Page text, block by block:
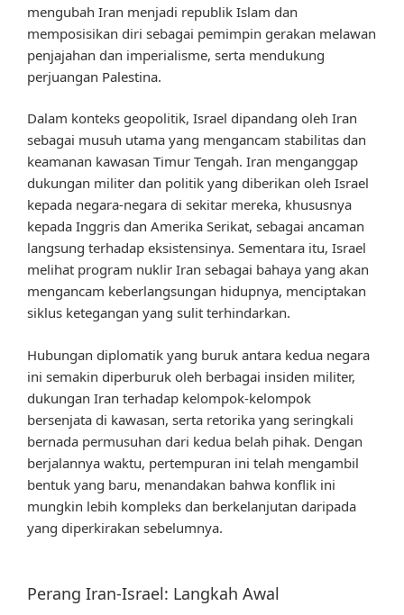
mengubah Iran menjadi republik Islam dan
memposisikan diri sebagai pemimpin gerakan melawan
penjajahan dan imperialisme, serta mendukung
perjuangan Palestina.
Dalam konteks geopolitik, Israel dipandang oleh Iran
sebagai musuh utama yang mengancam stabilitas dan
keamanan kawasan Timur Tengah. Iran menganggap
dukungan militer dan politik yang diberikan oleh Israel
kepada negara-negara di sekitar mereka, khususnya
kepada Inggris dan Amerika Serikat, sebagai ancaman
langsung terhadap eksistensinya. Sementara itu, Israel
melihat program nuklir Iran sebagai bahaya yang akan
mengancam keberlangsungan hidupnya, menciptakan
siklus ketegangan yang sulit terhindarkan.
Hubungan diplomatik yang buruk antara kedua negara
ini semakin diperburuk oleh berbagai insiden militer,
dukungan Iran terhadap kelompok-kelompok
bersenjata di kawasan, serta retorika yang seringkali
bernada permusuhan dari kedua belah pihak. Dengan
berjalannya waktu, pertempuran ini telah mengambil
bentuk yang baru, menandakan bahwa konflik ini
mungkin lebih kompleks dan berkelanjutan daripada
yang diperkirakan sebelumnya.
Perang Iran-Israel: Langkah Awal